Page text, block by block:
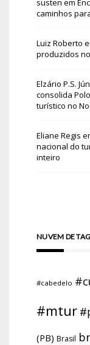
susten em
caminhos
Luiz Roberto
produzidos
Elzário P.S.
consolida
turístico no
Eliane Regis
nacional do
inteiro
NUVEM DE
#cabedelo
#mtur
(PB) Brasil